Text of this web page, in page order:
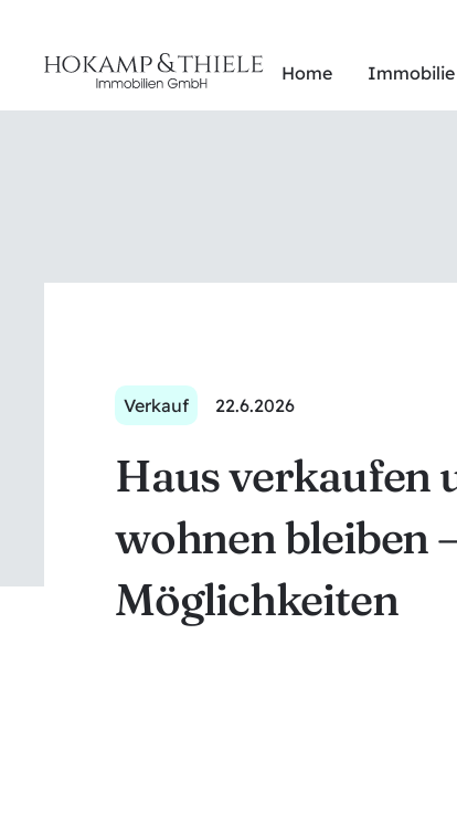
Home
Verkauf 22.6.2026
Haus verkaufen
wohnen bleiben
Möglichkeiten